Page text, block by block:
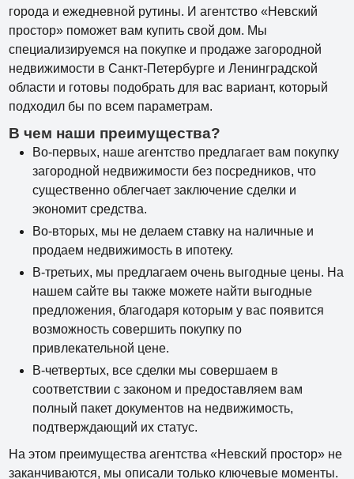
города и ежедневной рутины. И агентство «Невский
простор» поможет вам купить свой дом. Мы
специализируемся на покупке и продаже загородной
недвижимости в Санкт-Петербурге и Ленинградской
области и готовы подобрать для вас вариант, который
подходил бы по всем параметрам.
В чем наши преимущества?
Во-первых, наше агентство предлагает вам покупку
загородной недвижимости без посредников, что
существенно облегчает заключение сделки и
экономит средства.
Во-вторых, мы не делаем ставку на наличные и
продаем недвижимость в ипотеку.
В-третьих, мы предлагаем очень выгодные цены. На
нашем сайте вы также можете найти выгодные
предложения, благодаря которым у вас появится
возможность совершить покупку по
привлекательной цене.
В-четвертых, все сделки мы совершаем в
соответствии с законом и предоставляем вам
полный пакет документов на недвижимость,
подтверждающий их статус.
На этом преимущества агентства «Невский простор» не
заканчиваются, мы описали только ключевые моменты.